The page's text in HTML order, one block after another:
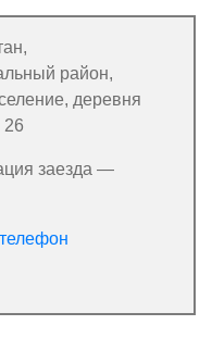
район,
деревня
26
заезда —